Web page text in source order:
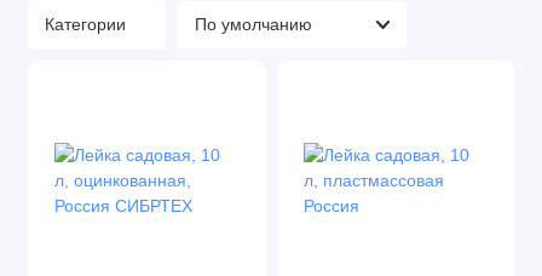
Триммеры
Бороздовички
Категории